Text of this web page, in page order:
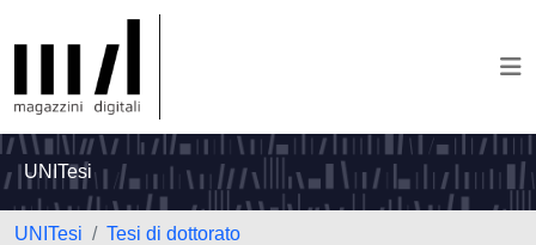
UNITesi
UNITesi
Tesi di dottorato